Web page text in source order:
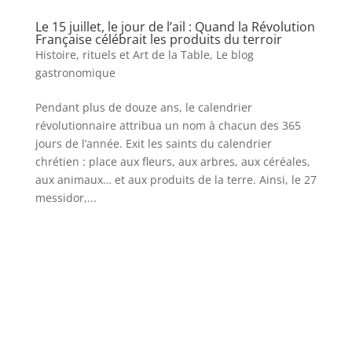
Le 15 juillet, le jour de l’ail : Quand la Révolution
Française célébrait les produits du terroir
Histoire, rituels et Art de la Table, Le blog
gastronomique
Pendant plus de douze ans, le calendrier
révolutionnaire attribua un nom à chacun des 365
jours de l’année. Exit les saints du calendrier
chrétien : place aux fleurs, aux arbres, aux céréales,
aux animaux… et aux produits de la terre. Ainsi, le 27
messidor,...